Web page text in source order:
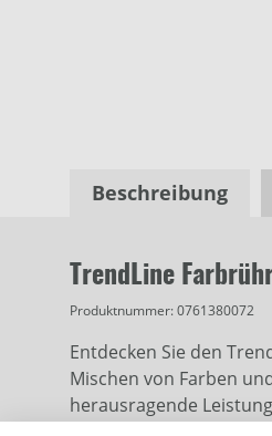
Beschreibung
TrendLine
Produktnummer:0761380072
Entdecken Sie den
Mischen von Farben
herausragende